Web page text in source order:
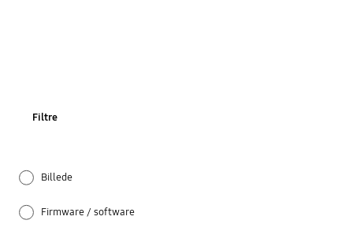
Filtre
Billede
Firmware / software